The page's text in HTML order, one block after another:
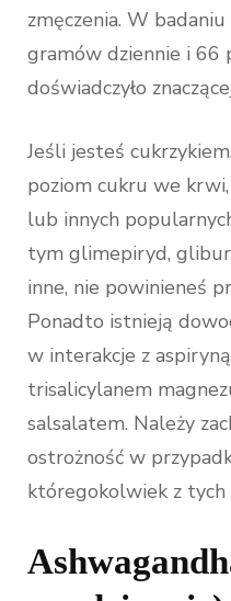
zmęczenia. W
gramów dziennie i 66
doświadczyło
Jeśli jesteś
poziom cukru we
lub innych
tym glimepiryd,
inne, nie powinieneś
Ponadto istnieją
w interakcje z
trisalicylanem
salsalatem. Należy
ostrożność w
któregokolwiek z tych